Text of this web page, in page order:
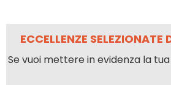
ECCELLENZE SELEZIONATE
Se vuoi mettere in evidenza la